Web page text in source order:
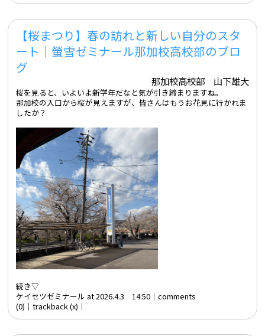
【桜まつり】春の訪れと新しい自分のスタ
ート｜螢雪ゼミナール那加校高校部のブロ
グ
那加校高校部 山下雄大
桜を見ると、いよいよ新学年だなと気が引き締まりますね。
那加校の入口から桜が見えますが、皆さんはもうお花見に行かれま
したか？
続き▽
ケイセツゼミナール at 2026.4.3 14:50│ comments
(0) │trackback (x)│